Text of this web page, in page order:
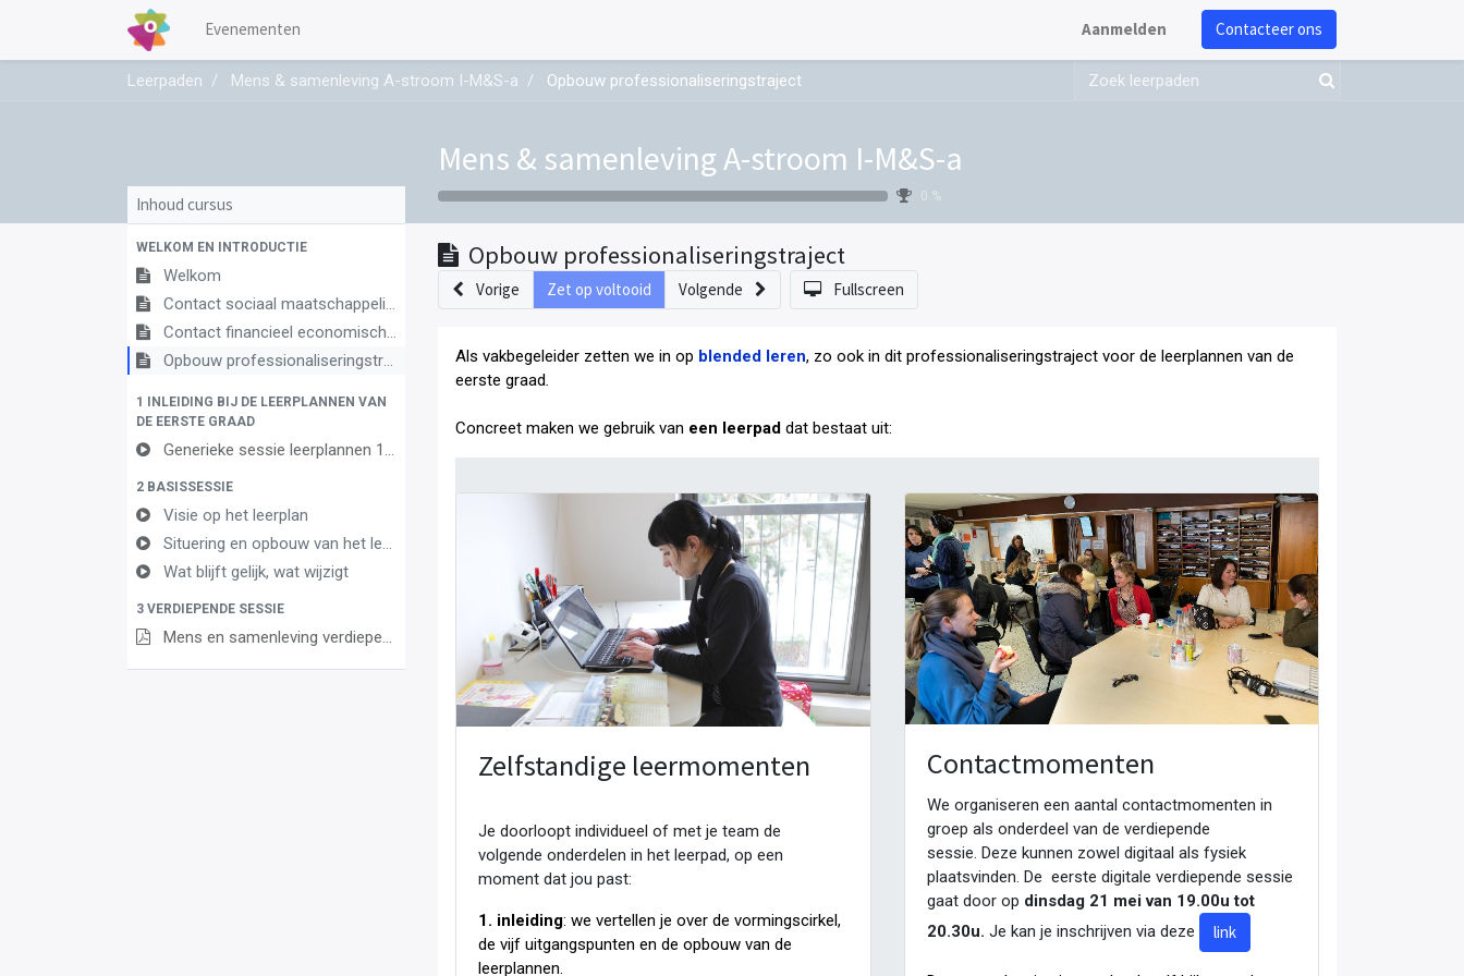
Evenementen Aanmelden Contacteer ons
Leerpaden Mens & samenleving A-stroom I-M&S-a Opbouw professionaliseringstraject
Mens & samenleving A-stroom I-M&S-a
0 %
Inhoud cursus
WELKOM EN INTRODUCTIE
Welkom
Contact sociaal maatschappelijke vorming
Contact financieel economische vorming
Opbouw professionaliseringstraject
1 INLEIDING BIJ DE LEERPLANNEN VAN
DE EERSTE GRAAD
Generieke sessie leerplannen 1ste graad
2 BASISSESSIE
Visie op het leerplan
Situering en opbouw van het leerplan
Wat blijft gelijk, wat wijzigt
3 VERDIEPENDE SESSIE
Mens en samenleving verdiepende sessie 21 mei 2024
Opbouw professionaliseringstraject
Vorige Zet op voltooid Volgende Fullscreen
Als vakbegeleider zetten we in op blended leren, zo ook in dit professionaliseringstraject voor de leerplannen van de
eerste graad
Concreet maken we gebruik van een leerpad dat bestaat uit:
Zelfstandige leermomenten
Je doorloopt individueel of met je team de
volgende onderdelen in het leerpad, op een
moment dat jou past:
1. inleiding: we vertellen je over de vormingscirkel,
de vijf uitgangspunten en de opbouw van de
leerplannen.
Contactmomenten
We organiseren een aantal contactmomenten in
groep als onderdeel van de verdiepende
sessie. Deze kunnen zowel digitaal als fysiek
plaatsvinden. De eerste digitale verdiepende sessie
gaat door op dinsdag 21 mei van 19.00u tot
20.30u. Je kan je inschrijven via deze link